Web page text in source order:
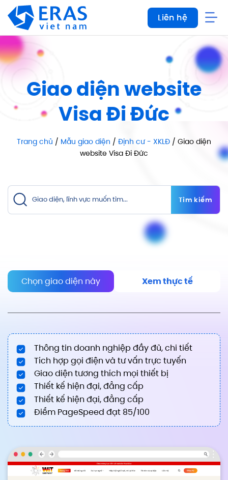
qua
dung
Liên hệ
Giao diện website
Visa Đi Đức
Trang chủ / Mẫu giao diện / Định cư - XKLĐ / Giao diện
website Visa Đi Đức
Tìm kiếm
Chọn giao diện này Xem thực tế
Thông tin doanh nghiệp đầy đủ, chi tiết
Tích hợp gọi điện và tư vấn trực tuyến
Giao diện tương thích mọi thiết bị
Thiết kế hiện đại, đẳng cấp
Thiết kế hiện đại, đẳng cấp
Điểm PageSpeed đạt 85/100